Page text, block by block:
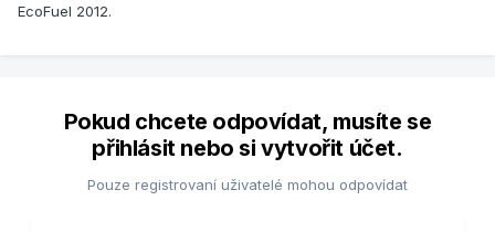
EcoFuel 2012.
Pokud chcete odpovídat, musíte se
přihlásit nebo si vytvořit účet.
Pouze registrovaní uživatelé mohou odpovídat